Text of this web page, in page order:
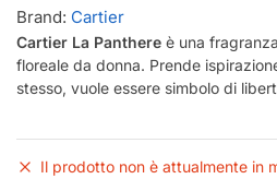
Brand: Cartier
Cartier La Panthere è una
floreale da donna. Prende
stesso, vuole essere simbolo di
Il prodotto non è attualmente in